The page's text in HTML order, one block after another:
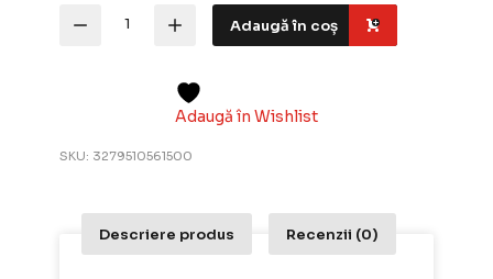
Renault
–
Automodel
vopseluri
Adaugă în coș
Adaugă în Wishlist
SKU: 3279510561500
Descriere produs Recenzii (0)